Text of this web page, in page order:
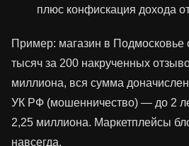
плюс конфискация дохода
Пример: магазин в
тысяч за 200 накрученных
миллиона, вся сумма
УК РФ (мошенничество) — до 2
2,25 миллиона. Маркетплейсы
навсегда.